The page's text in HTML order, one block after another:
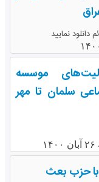
نمایید
موسسه
سلمان تا مهر
حزب بعث